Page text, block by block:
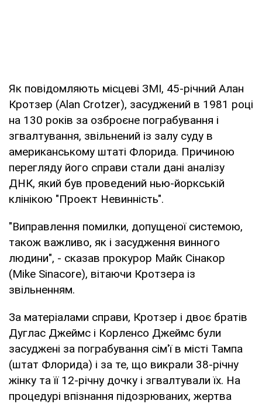
Як повідомляють місцеві ЗМІ, 45-річний Алан
Кротзер (Alan Crotzer), засуджений в 1981 році
на 130 років за озброєне пограбування і
згвалтування, звільнений із залу суду в
американському штаті Флорида. Причиною
перегляду його справи стали дані аналізу
ДНК, який був проведений нью-йоркській
клінікою "Проект Невинність".
"Виправлення помилки, допущеної системою,
також важливо, як і засудження винного
людини", - сказав прокурор Майк Сінакор
(Mike Sinacore), вітаючи Кротзера із
звільненням.
За матеріалами справи, Кротзер і двоє братів
Дуглас Джеймс і Корленсо Джеймс були
засуджені за пограбування сім'ї в місті Тампа
(штат Флорида) і за те, що викрали 38-річну
жінку та її 12-річну дочку і згвалтували їх. На
процедурі впізнання підозрюваних, жертва